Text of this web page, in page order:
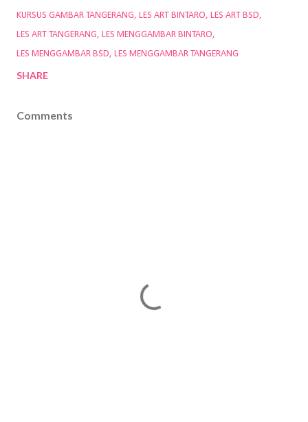
KURSUS GAMBAR TANGERANG
LES ART BINTARO
LES ART BSD
LES ART TANGERANG
LES MENGGAMBAR BINTARO
LES MENGGAMBAR BSD
LES MENGGAMBAR TANGERANG
SHARE
Comments